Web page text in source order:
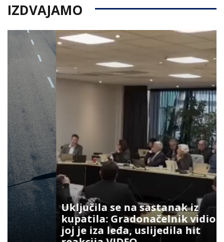
IZDVAJAMO
Uključila se na sastanak iz
kupatila: Gradonačelnik vidio šta
joj je iza leđa, uslijedila hit